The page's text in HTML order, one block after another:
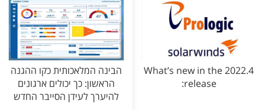
What’s new in the 2022.4
release:
הבינה המלאכותית כקו ההגנה
הראשון: כך יכולים ארגונים
להיערך לעידן הסייבר החדש